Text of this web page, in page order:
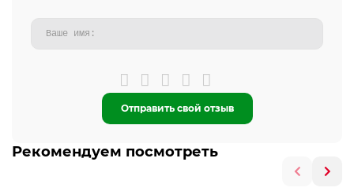
Отправить свой отзыв
Рекомендуем посмотреть